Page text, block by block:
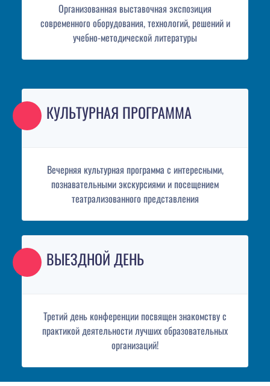
Организованная выставочная экспозиция
современного оборудования, технологий, решений и
учебно-методической литературы
КУЛЬТУРНАЯ ПРОГРАММА
Вечерняя культурная программа с интересными,
познавательными экскурсиями и посещением
театрализованного представления
ВЫЕЗДНОЙ ДЕНЬ
Третий день конференции посвящен знакомству с
практикой деятельности лучших образовательных
организаций!